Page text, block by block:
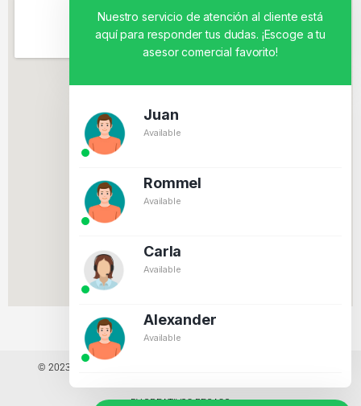
© 2023 TODOS LOS DERECHOS RESERVADOS - TECNIT TU TIENDA
BY CREATIVOS PEGASO
Nuestro servicio de atención al cliente está
aquí para responder tus dudas. ¡Escoge a tu
asesor comercial favorito!
Juan
Available
Rommel
Available
Carla
Available
Alexander
Available